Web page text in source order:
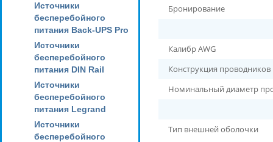
Источники
бесперебойного
питания Back-UPS Pro
Источники
бесперебойного
питания DIN Rail
Источники
бесперебойного
питания Legrand
Источники
бесперебойного
Бронирование
Калибр AWG
Конструкция проводников
Номинальный диаметр
Тип внешней оболочки